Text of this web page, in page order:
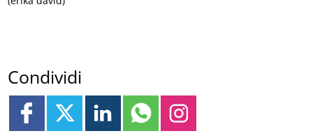
Condividi